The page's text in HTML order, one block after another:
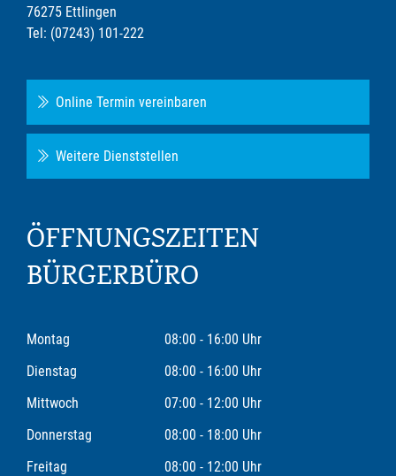
76275 Ettlingen
Tel: (07243) 101-222
Online Termin vereinbaren
Weitere Dienststellen
ÖFFNUNGSZEITEN
BÜRGERBÜRO
Montag
08:00 - 16:00 Uhr
Dienstag
08:00 - 16:00 Uhr
Mittwoch
07:00 - 12:00 Uhr
Donnerstag
08:00 - 18:00 Uhr
Freitag
08:00 - 12:00 Uhr